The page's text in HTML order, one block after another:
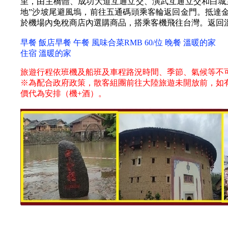
地”沙坡尾避風塢，前往五通碼頭乘客輪返回金門。抵
於機場內免稅商店內選購商品，搭乘客機飛往台灣。返
早餐 飯店早餐 午餐 風味合菜RMB 60/位 晚餐 溫暖的家
住宿 溫暖的家
旅遊行程依班機及船班及車程路況時間、季節、氣候等
※為配合政府政策，散客組團前往大陸旅遊未開放前，
價代為安排（機+酒）。